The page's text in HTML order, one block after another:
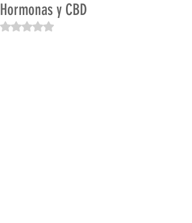
Hormonas y CBD
Obtuvo NaN de 5 estrellas.